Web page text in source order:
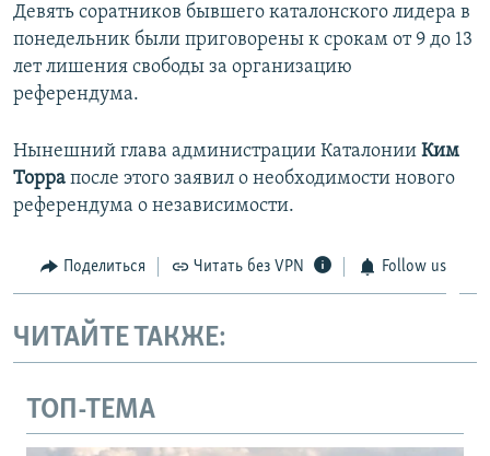
Девять соратников бывшего каталонского лидера в
понедельник были приговорены к срокам от 9 до 13
лет лишения свободы за организацию
референдума.
Нынешний глава администрации Каталонии Ким
Торра после этого заявил о необходимости нового
референдума о независимости.
Поделиться Читать без VPN Follow us
ЧИТАЙТЕ ТАКЖЕ:
ТОП-ТЕМА